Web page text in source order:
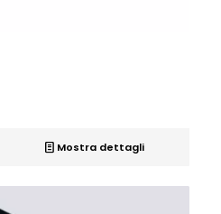
Mostra dettagli